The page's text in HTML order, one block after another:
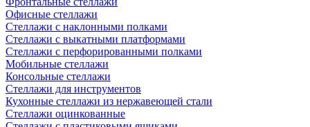
Офисные стеллажи
Стеллажи с наклонными полками
Стеллажи с выкатными платформами
Стеллажи с перфорированными полками
Мобильные стеллажи
Консольные стеллажи
Стеллажи для инструментов
Кухонные стеллажи из нержавеющей стали
Стеллажи оцинкованные